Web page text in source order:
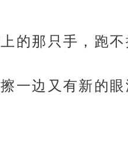
的那只手，跑不
一边又有新的